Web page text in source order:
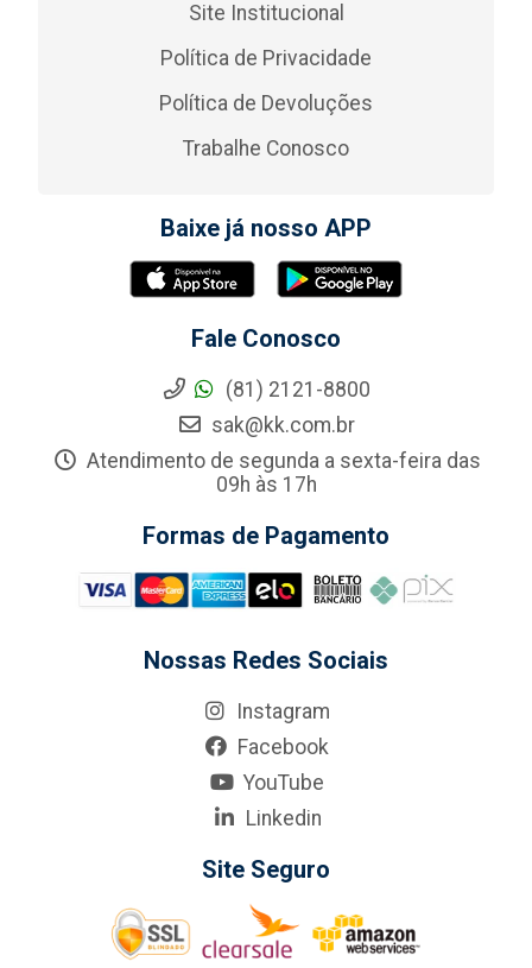
Site Institucional
Política de Privacidade
Política de Devoluções
Trabalhe Conosco
Baixe já nosso APP
Fale Conosco
(81) 2121-8800
sak@kk.com.br
Atendimento de segunda a sexta-feira das
09h às 17h
Formas de Pagamento
Nossas Redes Sociais
Instagram
Facebook
YouTube
Linkedin
Site Seguro